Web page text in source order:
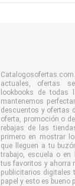
actuales, ofertas
lookbooks de todas
mantenemos
descuentos y ofertas
oferta, promoción o
rebajas de las
primero en mostrar
que lleguen a tu
trabajo, escuela o en
tus favoritos y ahorra
publicitarios digitales
papel y esto es bueno